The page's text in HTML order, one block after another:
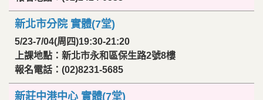
新北市分院 實體(7堂)
5/23-7/04(周四)19:30-21:20
上課地點：新北市永和區保生路2號8樓
報名電話：(02)8231-5685
新莊中港中心 實體(7堂)